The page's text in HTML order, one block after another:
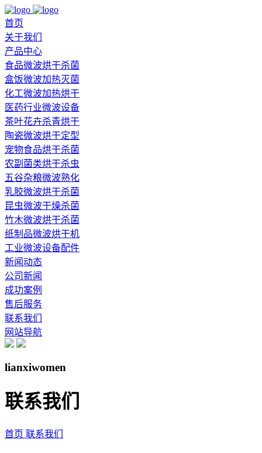
首页
关于我们
产品中心
食品微波烘干杀菌
盒饭微波加热灭菌
化工微波加热烘干
医药行业微波设备
茶叶花卉杀青烘干
陶瓷微波烘干定型
宠物食品烘干杀菌
农副菌类烘干杀虫
五谷杂粮微波熟化
乳胶微波烘干杀菌
昆虫微波干燥杀菌
竹木微波烘干杀菌
纸制品微波烘干机
工业微波设备配件
新闻动态
公司新闻
成功案例
售后服务
联系我们
网站导航
lianxiwomen
联系我们
首页 联系我们